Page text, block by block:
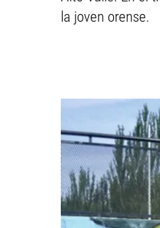
la joven orense.